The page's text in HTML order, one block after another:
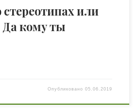
или
кому ты
Опубликовано05.06.2019